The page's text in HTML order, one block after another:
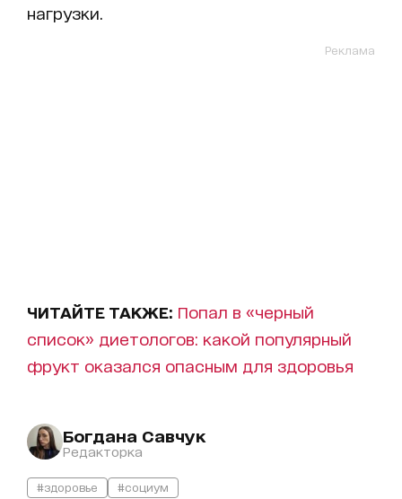
нагрузки.
Реклама
ЧИТАЙТЕ ТАКЖЕ: Попал в «черный
список» диетологов: какой популярный
фрукт оказался опасным для здоровья
Богдана Савчук
Редакторка
#здоровье #социум